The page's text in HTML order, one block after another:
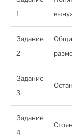
1
Задание
2
Задание
3
Задание
4